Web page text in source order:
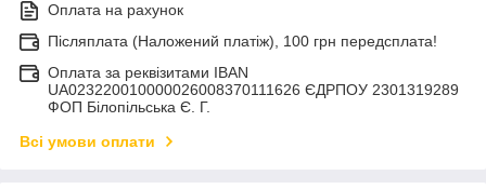
Оплата на рахунок
Післяплата (Наложений платіж), 100 грн передсплата!
Оплата за реквізитами IBAN
UA023220010000026008370111626 ЄДРПОУ 2301319289
ФОП Білопільська Є. Г.
Всі умови оплати